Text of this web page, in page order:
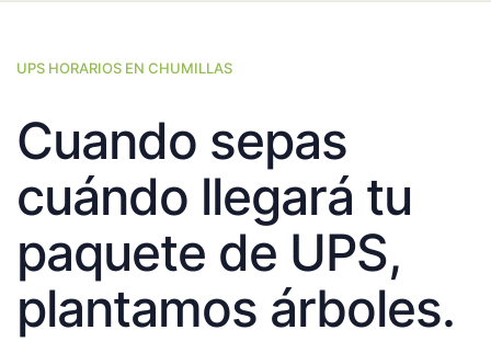
UPS HORARIOS EN CHUMILLAS
Cuando sepas
cuándo llegará tu
paquete de UPS,
plantamos árboles.